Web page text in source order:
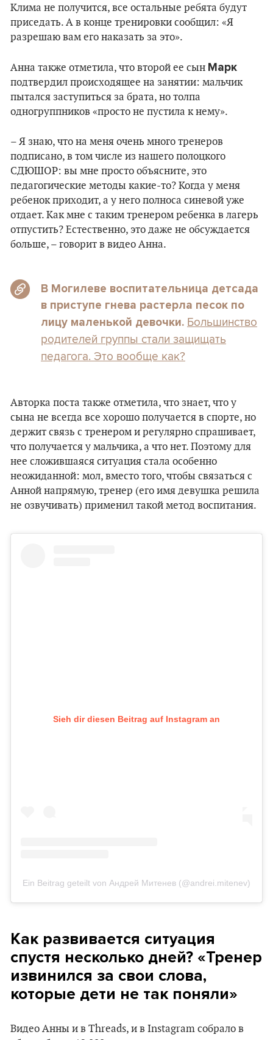
Клима не получится, все остальные ребята будут
приседать. А в конце тренировки сообщил: «Я
разрешаю вам его наказать за это».
Анна также отметила, что второй ее сын Марк
подтвердил происходящее на занятии: мальчик
пытался заступиться за брата, но толпа
одногруппников «просто не пустила к нему».
– Я знаю, что на меня очень много тренеров
подписано, в том числе из нашего полоцкого
СДЮШОР: вы мне просто объясните, это
педагогические методы какие-то? Когда у меня
ребенок приходит, а у него полноса синевой уже
отдает. Как мне с таким тренером ребенка в лагерь
отпустить? Естественно, это даже не обсуждается
больше, – говорит в видео Анна.
В Могилеве воспитательница детсада
в приступе гнева растерла песок по
лицу маленькой девочки. Большинство
родителей группы стали защищать
педагога. Это вообще как?
Авторка поста также отметила, что знает, что у
сына не всегда все хорошо получается в спорте, но
держит связь с тренером и регулярно спрашивает,
что получается у мальчика, а что нет. Поэтому для
нее сложившаяся ситуация стала особенно
неожиданной: мол, вместо того, чтобы связаться с
Анной напрямую, тренер (его имя девушка решила
не озвучивать) применил такой метод воспитания.
Sieh dir diesen Beitrag auf Instagram an
Ein Beitrag geteilt von Андрей Митенев (@andrei.mitenev)
Как развивается ситуация
спустя несколько дней? «Тренер
извинился за свои слова,
которые дети не так поняли»
Видео Анны и в Threads, и в Instagram собрало в